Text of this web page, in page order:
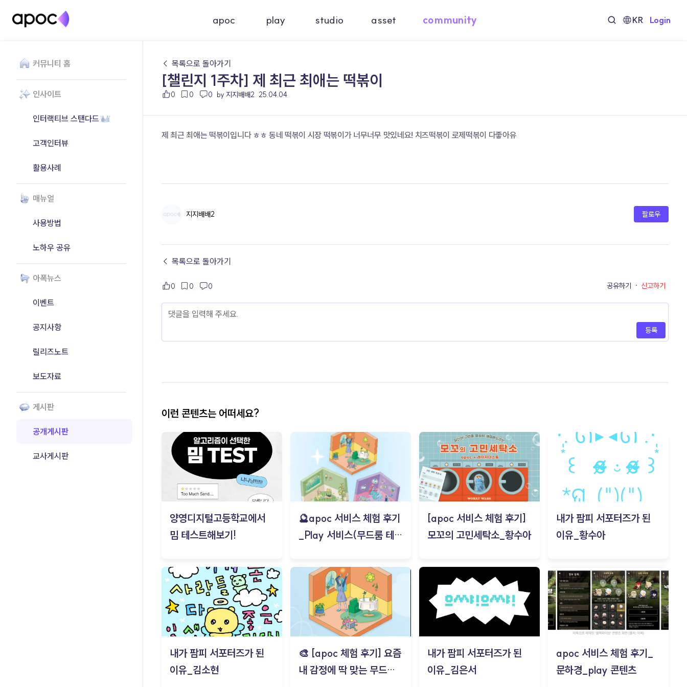
apoc play studio asset community KR Login
커뮤니티 홈
인사이트
인터랙티브 스탠다드
고객인터뷰
활용사례
매뉴얼
사용방법
노하우 공유
아폭뉴스
이벤트
공지사항
릴리즈노트
보도자료
게시판
공개게시판
교사게시판
← 목록으로 돌아가기
[챌린지 1주차] 제 최근 최애는 떡볶이
0 0 0 by 지지배배2 25.04.04
제 최근 최애는 떡볶이입니다 ㅎㅎ 동네 떡볶이 시장 떡볶이가 너무너무 맛있네요! 치즈떡볶이 로제떡볶이 다좋아유
지지배배2 팔로우
← 목록으로 돌아가기
0 0 0 공유하기 · 신고하기
등록
이런 콘텐츠는 어떠세요?
양영디지털고등학교에서
밈 테스트해보기!
🔮apoc 서비스 체험 후기
_Play 서비스(무드룸 테스
[apoc 서비스 체험 후기]
모꼬의 고민세탁소_황수아
내가 팜피 서포터즈가 된
이유_황수아
내가 팜피 서포터즈가 된
이유_김소현
🎨 [apoc 체험 후기] 요즘
내 감정에 딱 맞는 무드룸
내가 팜피 서포터즈가 된
이유_김은서
apoc 서비스 체험 후기_
문하경_play 콘텐츠